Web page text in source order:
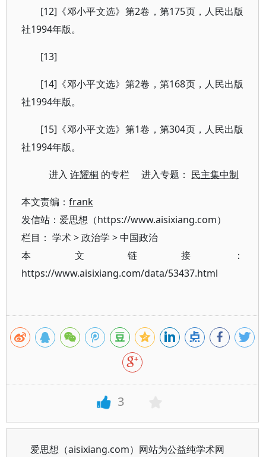
[12]《邓小平文选》第2卷，第175页，人民出版
社1994年版。
[13]
[14]《邓小平文选》第2卷，第168页，人民出版
社1994年版。
[15]《邓小平文选》第1卷，第304页，人民出版
社1994年版。
进入许耀桐 的专栏 进入专题： 民主集中制
本文责编： frank
发信站：爱思想（https://www.aisixiang.com）
栏目： 学术>政治学 >中国政治
本文链接：
https://www.aisixiang.com/data/53437.html
3
爱思想（aisixiang.com）网站为公益纯学术网